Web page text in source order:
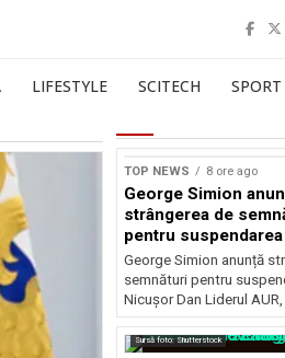
LIFESTYLE SCITECH SPORT
TOP NEWS 8 ore ago
George Simion
strângerea de
pentru
Nicușor Dan
George Simion anunță
semnături pentru
Nicușor Dan Liderul
Sursă foto: Shutterstock